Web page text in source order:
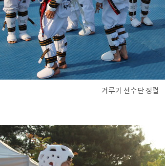
겨루기 선수단 정렬